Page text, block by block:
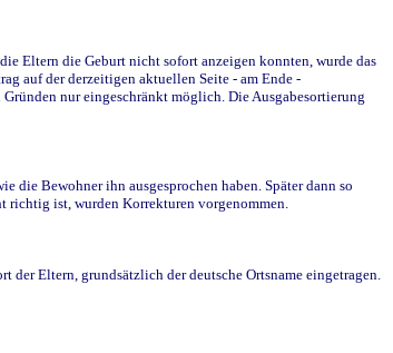
Eltern die Geburt nicht sofort anzeigen konnten, wurde das
auf der derzeitigen aktuellen Seite - am Ende -
nur eingeschränkt möglich. Die Ausgabesortierung
die Bewohner ihn ausgesprochen haben. Später dann so
richtig ist, wurden Korrekturen vorgenommen.
Eltern, grundsätzlich der deutsche Ortsname eingetragen.